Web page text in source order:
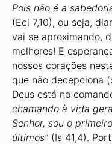
Pois não é a
(Ecl 7,10), ou seja,
vai se aproximando,
melhores! E
nossos corações
que não decepciona
Deus está no
chamando à vida
Senhor, sou o
últimos” (Is 41,4).